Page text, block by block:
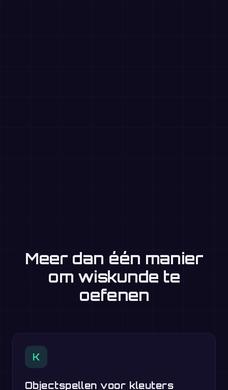
Meer dan één manier
om wiskunde te
oefenen
K
Objectspellen voor kleuters